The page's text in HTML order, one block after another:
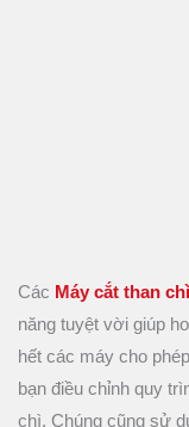
Các Máy cắt than
năng tuyệt vời giúp
hết các máy cho
bạn điều chỉnh quy
chì. Chúng cũng sử